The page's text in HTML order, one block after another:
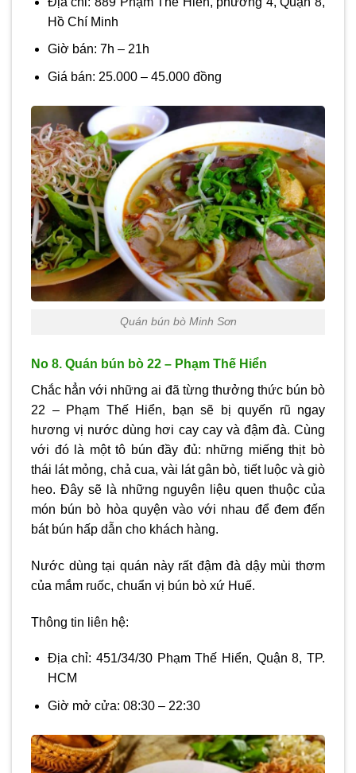
Hồ Chí Minh
Giờ bán: 7h – 21h
Giá bán: 25.000 – 45.000 đồng
Quán bún bò Minh Sơn
No 8. Quán bún bò 22 – Phạm Thế Hiển
Chắc hẳn với những ai đã từng thưởng thức bún bò
22 – Phạm Thế Hiển, bạn sẽ bị quyến rũ ngay
hương vị nước dùng hơi cay cay và đậm đà. Cùng
với đó là một tô bún đầy đủ: những miếng thịt bò
thái lát mỏng, chả cua, vài lát gân bò, tiết luộc và giò
heo. Đây sẽ là những nguyên liệu quen thuộc của
món bún bò hòa quyện vào với nhau để đem đến
bát bún hấp dẫn cho khách hàng.
Nước dùng tại quán này rất đậm đà dậy mùi thơm
của mắm ruốc, chuẩn vị bún bò xứ Huế.
Thông tin liên hệ:
Địa chỉ: 451/34/30 Phạm Thế Hiển, Quận 8, TP.
HCM
Giờ mở cửa: 08:30 – 22:30